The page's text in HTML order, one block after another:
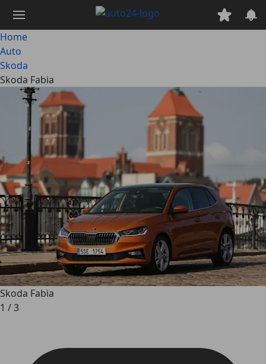
contenuto
principale
Home
Auto
Skoda
Skoda Fabia
Skoda Fabia
1 /3